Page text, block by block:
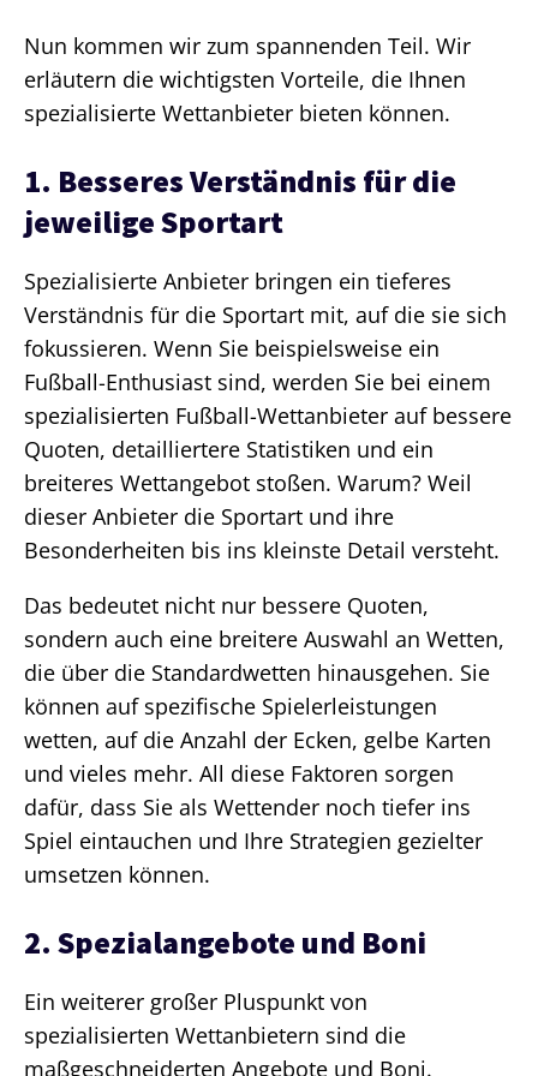
Nun kommen wir zum spannenden Teil. Wir
erläutern die wichtigsten Vorteile, die Ihnen
spezialisierte Wettanbieter bieten können.
1. Besseres Verständnis für die
jeweilige Sportart
Spezialisierte Anbieter bringen ein tieferes
Verständnis für die Sportart mit, auf die sie sich
fokussieren. Wenn Sie beispielsweise ein
Fußball-Enthusiast sind, werden Sie bei einem
spezialisierten Fußball-Wettanbieter auf bessere
Quoten, detailliertere Statistiken und ein
breiteres Wettangebot stoßen. Warum? Weil
dieser Anbieter die Sportart und ihre
Besonderheiten bis ins kleinste Detail versteht.
Das bedeutet nicht nur bessere Quoten,
sondern auch eine breitere Auswahl an Wetten,
die über die Standardwetten hinausgehen. Sie
können auf spezifische Spielerleistungen
wetten, auf die Anzahl der Ecken, gelbe Karten
und vieles mehr. All diese Faktoren sorgen
dafür, dass Sie als Wettender noch tiefer ins
Spiel eintauchen und Ihre Strategien gezielter
umsetzen können.
2. Spezialangebote und Boni
Ein weiterer großer Pluspunkt von
spezialisierten Wettanbietern sind die
maßgeschneiderten Angebote und Boni.